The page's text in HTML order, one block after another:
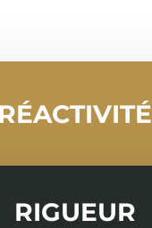
RÉACTIVITÉ
RIGUEUR